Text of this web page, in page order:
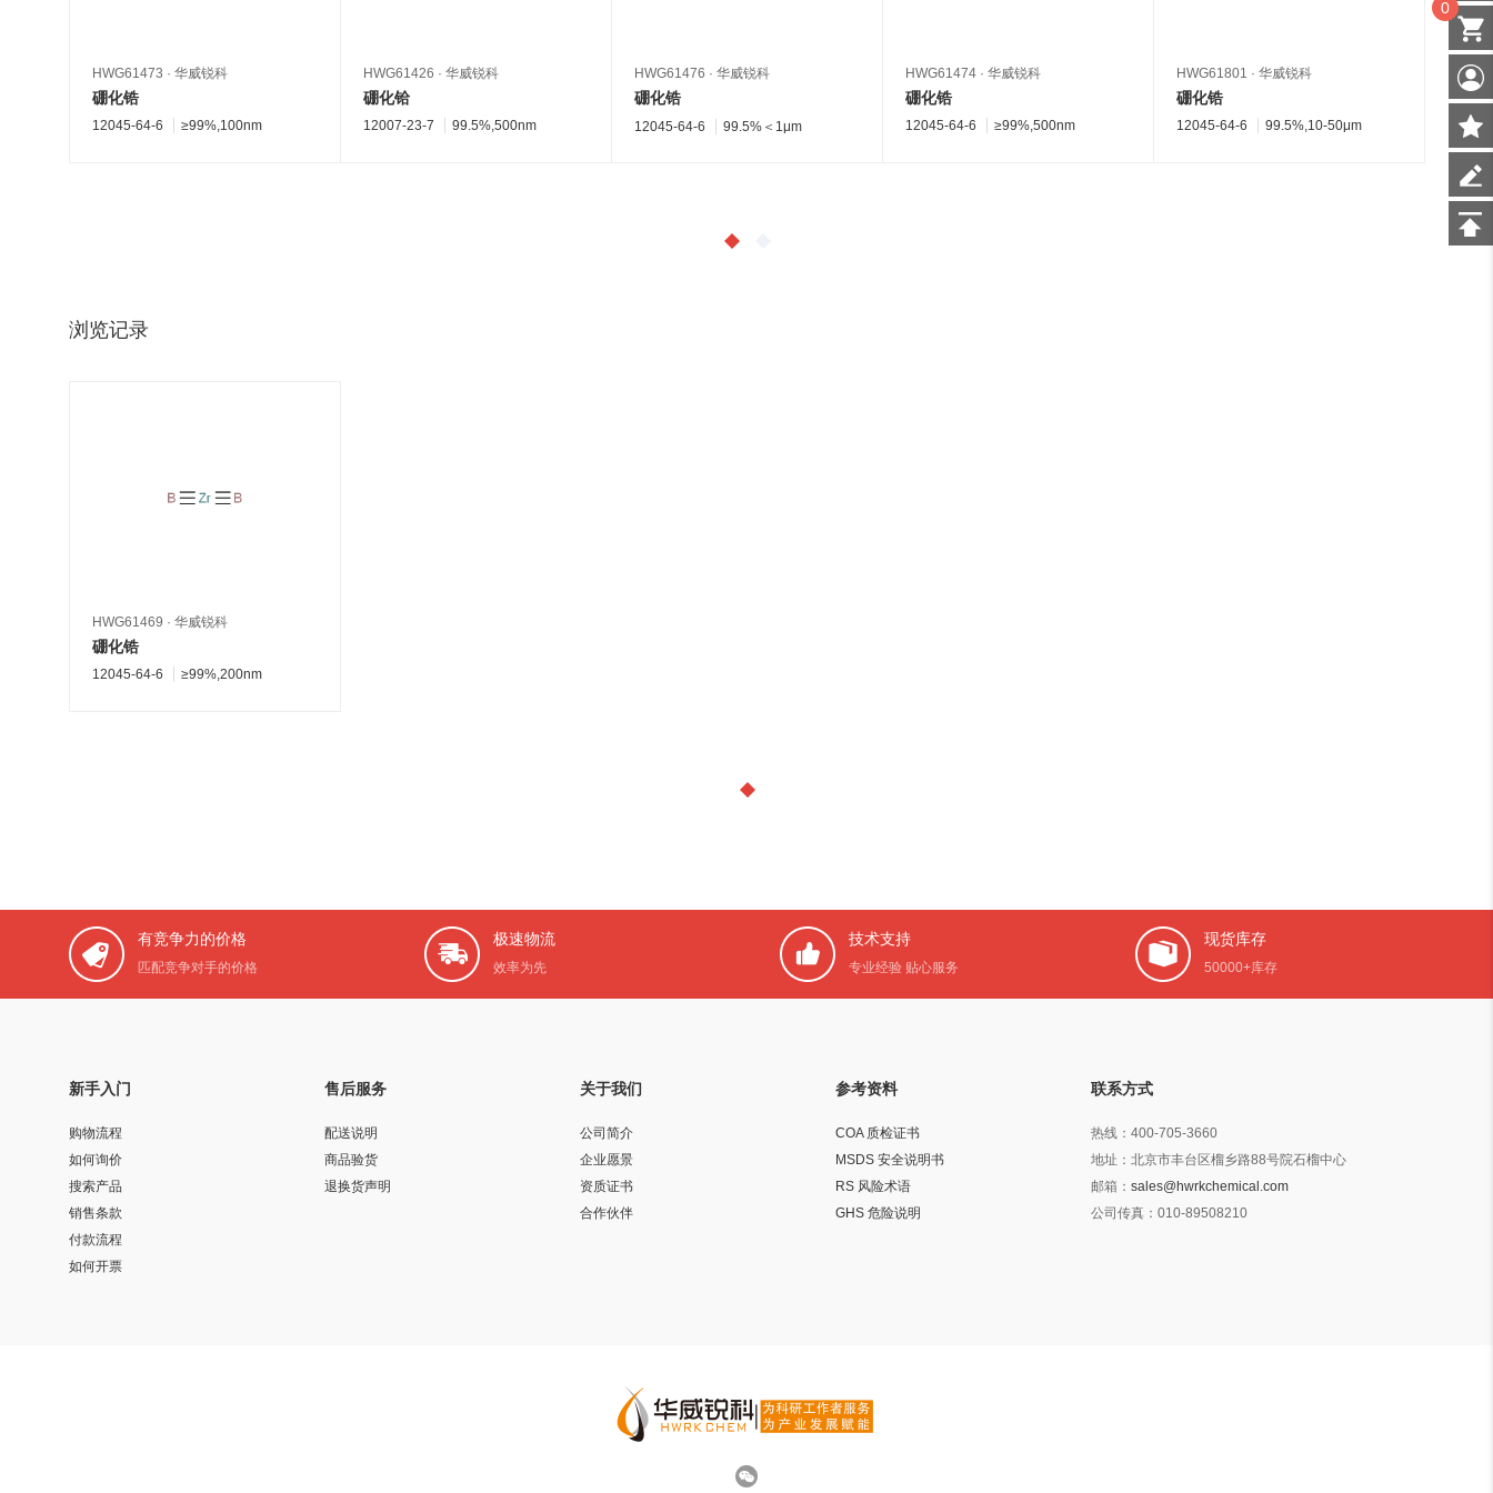
HWG61473 · 华威锐科
硼化锆
12045-64-6 ≥99%,100nm
HWG61426 · 华威锐科
硼化铪
12007-23-7 99.5%,500nm
HWG61476 · 华威锐科
硼化锆
12045-64-6 99.5%＜1μm
HWG61474 · 华威锐科
硼化锆
12045-64-6 ≥99%,500nm
HWG61801 · 华威锐科
硼化锆
12045-64-6 99.5%,10-50μm
硼化锆
浏览记录
HWG61469 · 华威锐科
硼化锆
12045-64-6 ≥99%,200nm
有竞争力的价格
匹配竞争对手的价格
极速物流
效率为先
技术支持
专业经验 贴心服务
现货库存
50000+库存
新手入门
购物流程
如何询价
搜索产品
销售条款
付款流程
如何开票
售后服务
配送说明
商品验货
退换货声明
关于我们
公司简介
企业愿景
资质证书
合作伙伴
参考资料
COA 质检证书
MSDS 安全说明书
RS 风险术语
GHS 危险说明
联系方式
热线： 400-705-3660
地址： 北京市丰台区榴乡路88号院石榴中心
邮箱： sales@hwrkchemical.com
公司传真： 010-89508210
0